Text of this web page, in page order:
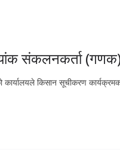
तथ्यांक संकलनकर्ता
कार्यालयले किसान सूचीकरण